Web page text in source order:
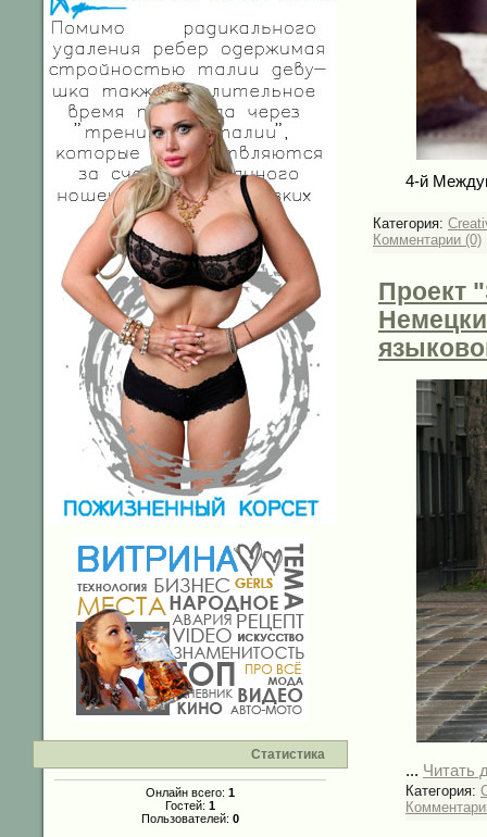
Статистика
Онлайн всего: 1
Гостей: 1
Пользователей: 0
4-й
Категория:
Комментарии (0)
Проект
... Читать
Категория: